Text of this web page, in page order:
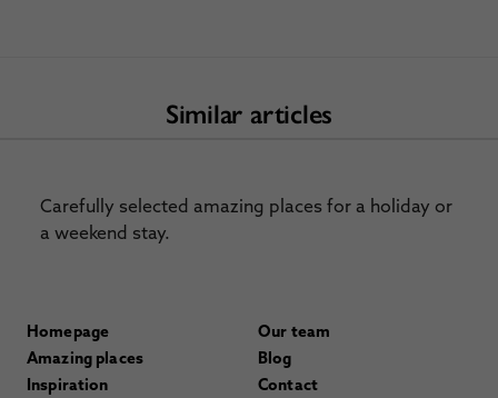
Similar articles
Carefully selected amazing places for a holiday or
a weekend stay.
Homepage
Amazing places
Inspiration
Our team
Blog
Contact